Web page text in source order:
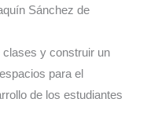
Sánchez de
clases y construir un
para el
de los estudiantes